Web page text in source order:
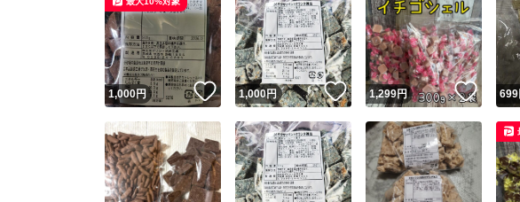
Yahoo!フリマが定めた一定の
安心取引出品者
安心取引出品者
こ
1,000円 いいね！
1,000円 いいね！
1,299円 いい699